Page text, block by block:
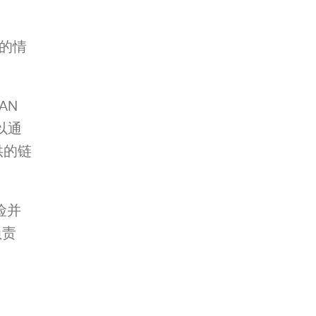
情
通
链
并